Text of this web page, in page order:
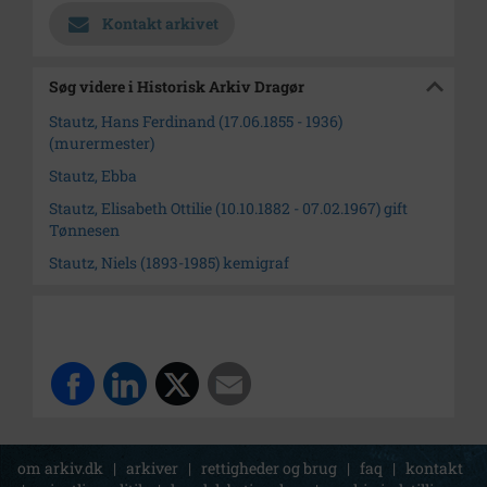
Kontakt arkivet
Søg videre i Historisk Arkiv Dragør
Stautz, Hans Ferdinand (17.06.1855 - 1936)
(murermester)
Stautz, Ebba
Stautz, Elisabeth Ottilie (10.10.1882 - 07.02.1967) gift
Tønnesen
Stautz, Niels (1893-1985) kemigraf
om arkiv.dk | arkiver | rettigheder og brug | faq | kontakt